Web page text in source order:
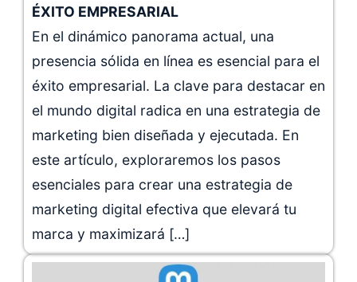
ÉXITO EMPRESARIAL
En el dinámico panorama actual, una
presencia sólida en línea es esencial para el
éxito empresarial. La clave para destacar en
el mundo digital radica en una estrategia de
marketing bien diseñada y ejecutada. En
este artículo, exploraremos los pasos
esenciales para crear una estrategia de
marketing digital efectiva que elevará tu
marca y maximizará […]